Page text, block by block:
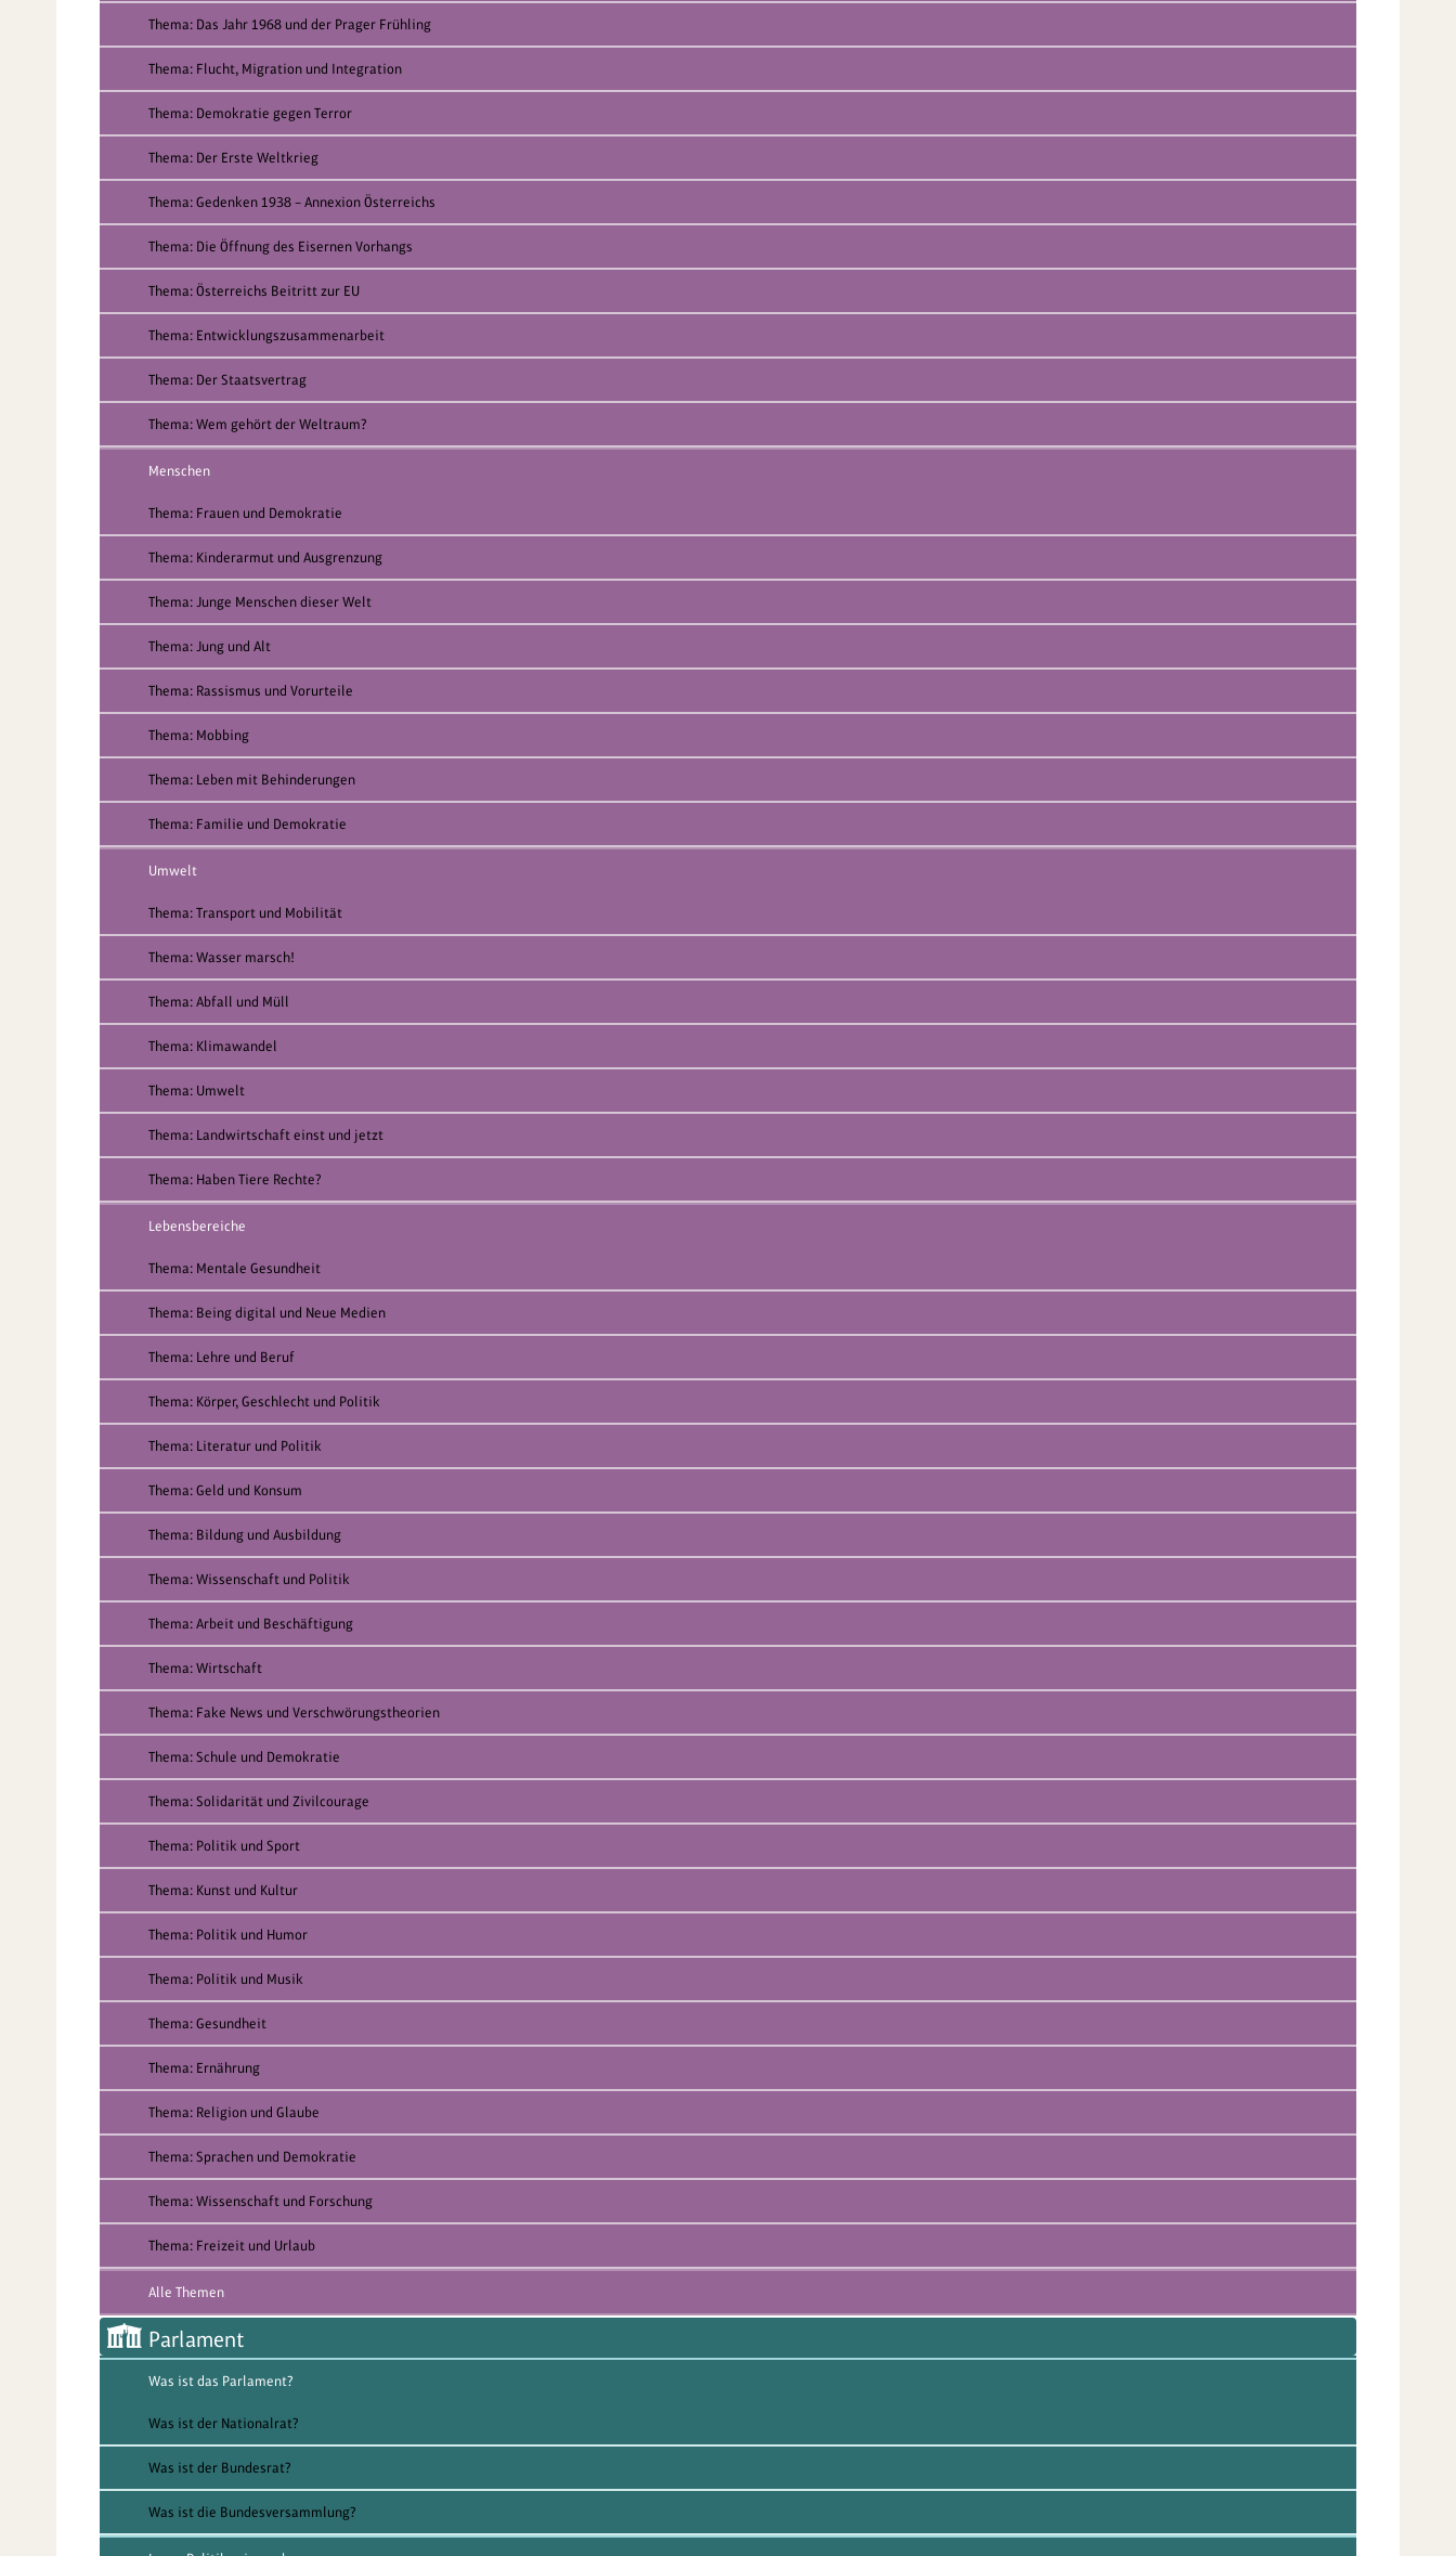
Thema: Das Jahr 1968 und der Prager Frühling
Thema: Flucht, Migration und Integration
Thema: Demokratie gegen Terror
Thema: Der Erste Weltkrieg
Thema: Gedenken 1938 – Annexion Österreichs
Thema: Die Öffnung des Eisernen Vorhangs
Thema: Österreichs Beitritt zur EU
Thema: Entwicklungszusammenarbeit
Thema: Der Staatsvertrag
Thema: Wem gehört der Weltraum?
Menschen
Thema: Frauen und Demokratie
Thema: Kinderarmut und Ausgrenzung
Thema: Junge Menschen dieser Welt
Thema: Jung und Alt
Thema: Rassismus und Vorurteile
Thema: Mobbing
Thema: Leben mit Behinderungen
Thema: Familie und Demokratie
Umwelt
Thema: Transport und Mobilität
Thema: Wasser marsch!
Thema: Abfall und Müll
Thema: Klimawandel
Thema: Umwelt
Thema: Landwirtschaft einst und jetzt
Thema: Haben Tiere Rechte?
Lebensbereiche
Thema: Mentale Gesundheit
Thema: Being digital und Neue Medien
Thema: Lehre und Beruf
Thema: Körper, Geschlecht und Politik
Thema: Literatur und Politik
Thema: Geld und Konsum
Thema: Bildung und Ausbildung
Thema: Wissenschaft und Politik
Thema: Arbeit und Beschäftigung
Thema: Wirtschaft
Thema: Fake News und Verschwörungstheorien
Thema: Schule und Demokratie
Thema: Solidarität und Zivilcourage
Thema: Politik und Sport
Thema: Kunst und Kultur
Thema: Politik und Humor
Thema: Politik und Musik
Thema: Gesundheit
Thema: Ernährung
Thema: Religion und Glaube
Thema: Sprachen und Demokratie
Thema: Wissenschaft und Forschung
Thema: Freizeit und Urlaub
Alle Themen
Parlament
Was ist das Parlament?
Was ist der Nationalrat?
Was ist der Bundesrat?
Was ist die Bundesversammlung?